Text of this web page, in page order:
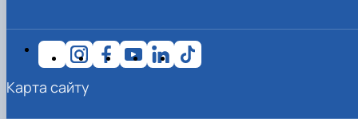
Карта сайту